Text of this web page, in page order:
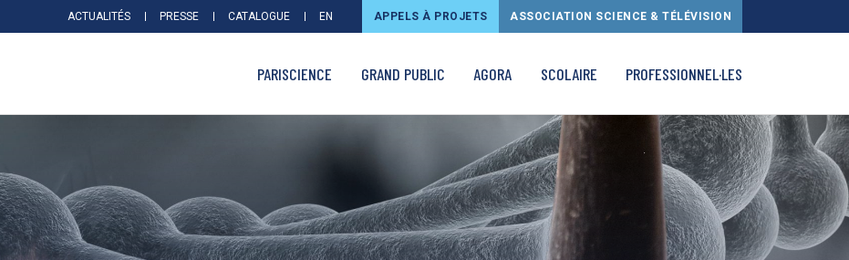
ACTUALITÉS PRESSE CATALOGUE EN APPELS À PROJETS ASSOCIATION SCIENCE & TÉLÉVISION
PARISCIENCE GRAND PUBLIC AGORA SCOLAIRE PROFESSIONNEL·LES